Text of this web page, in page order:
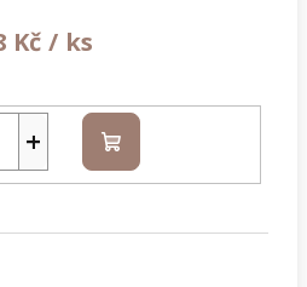
Kč / ks
+ Do
košíku